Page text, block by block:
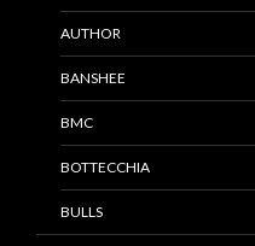
AUTHOR
BANSHEE
BMC
BOTTECCHIA
BULLS